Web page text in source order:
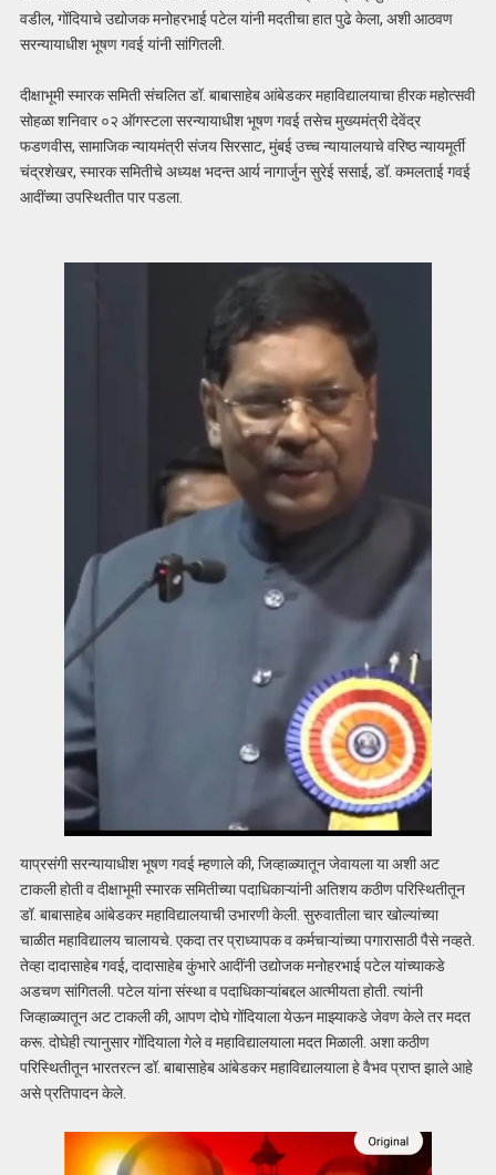
वडील, गोंदियाचे उद्योजक मनोहरभाई पटेल यांनी मदतीचा हात पुढे केला, अशी आठवण
सरन्यायाधीश भूषण गवई यांनी सांगितली.
दीक्षाभूमी स्मारक समिती संचलित डॉ. बाबासाहेब आंबेडकर महाविद्यालयाचा हीरक महोत्सवी
सोहळा शनिवार ०२ ऑगस्टला सरन्यायाधीश भूषण गवई तसेच मुख्यमंत्री देवेंद्र
फडणवीस, सामाजिक न्यायमंत्री संजय सिरसाट, मुंबई उच्च न्यायालयाचे वरिष्ठ न्यायमूर्ती
चंद्रशेखर, स्मारक समितीचे अध्यक्ष भदन्त आर्य नागार्जुन सुरेई ससाई, डॉ. कमलताई गवई
आदींच्या उपस्थितीत पार पडला.
याप्रसंगी सरन्यायाधीश भूषण गवई म्हणाले की, जिव्हाळ्यातून जेवायला या अशी अट
टाकली होती व दीक्षाभूमी स्मारक समितीच्या पदाधिकाऱ्यांनी अतिशय कठीण परिस्थितीतून
डॉ. बाबासाहेब आंबेडकर महाविद्यालयाची उभारणी केली. सुरुवातीला चार खोल्यांच्या
चाळीत महाविद्यालय चालायचे. एकदा तर प्राध्यापक व कर्मचाऱ्यांच्या पगारासाठी पैसे नव्हते.
तेव्हा दादासाहेब गवई, दादासाहेब कुंभारे आदींनी उद्योजक मनोहरभाई पटेल यांच्याकडे
अडचण सांगितली. पटेल यांना संस्था व पदाधिकाऱ्यांबद्दल आत्मीयता होती. त्यांनी
जिव्हाळ्यातून अट टाकली की, आपण दोघे गोंदियाला येऊन माझ्याकडे जेवण केले तर मदत
करू. दोघेही त्यानुसार गोंदियाला गेले व महाविद्यालयाला मदत मिळाली. अशा कठीण
परिस्थितीतून भारतरत्न डॉ. बाबासाहेब आंबेडकर महाविद्यालयाला हे वैभव प्राप्त झाले आहे
असे प्रतिपादन केले.